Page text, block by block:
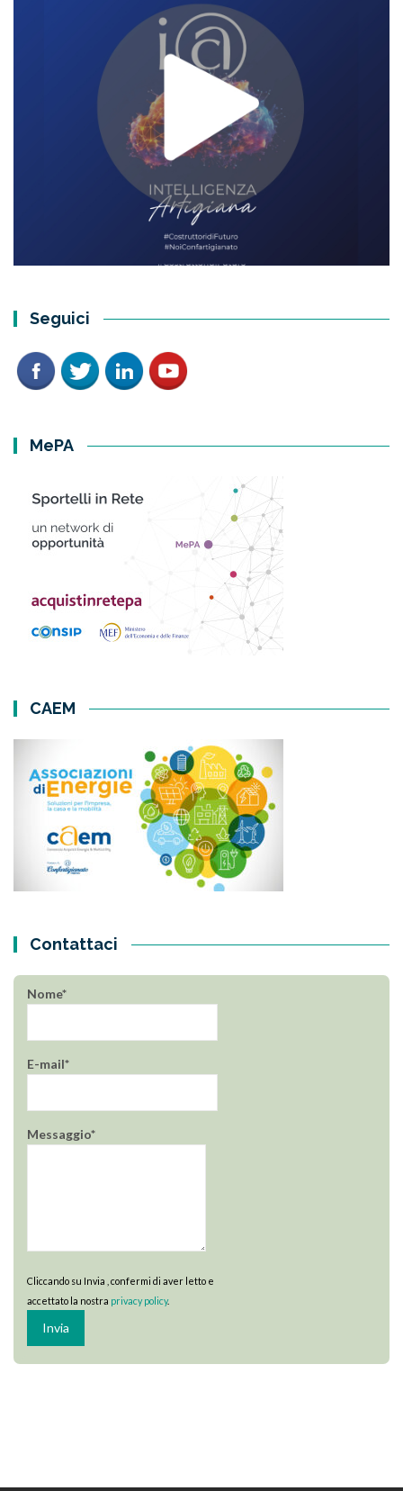
Seguici
MePA
CAEM
Contattaci
Nome*
E-mail*
Messaggio*
Cliccando su Invia , confermi di aver letto e
accettato la nostra privacy policy.